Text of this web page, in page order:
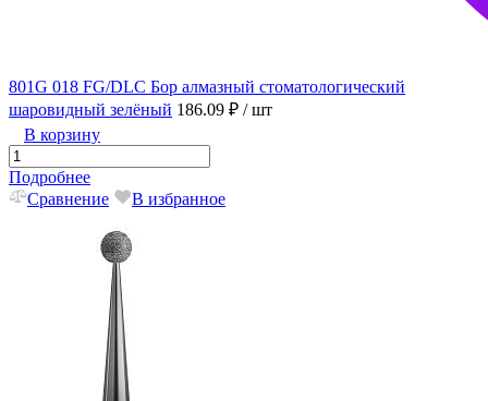
801G 018 FG/DLC Бор алмазный стоматологический
шаровидный зелёный 186.09 ₽ / шт
В корзину
Подробнее
Сравнение
В избранное